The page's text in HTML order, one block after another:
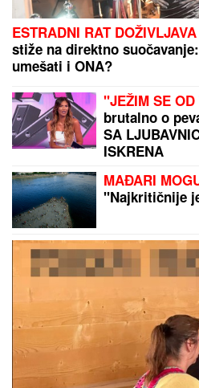
KLADIONIČARSKI KOKTEL:
različitih sportova
PREPORUKA ZA VAS